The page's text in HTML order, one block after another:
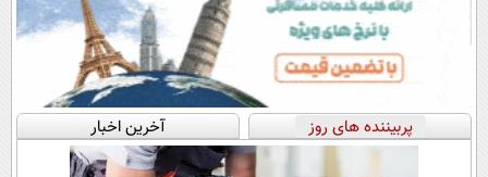
پربیننده های روز آخرین اخبار